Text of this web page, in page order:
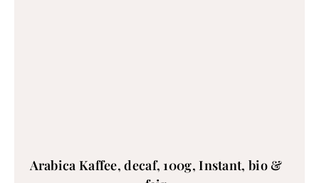
Arabica Kaffee, decaf, 100g, Instant, bio &